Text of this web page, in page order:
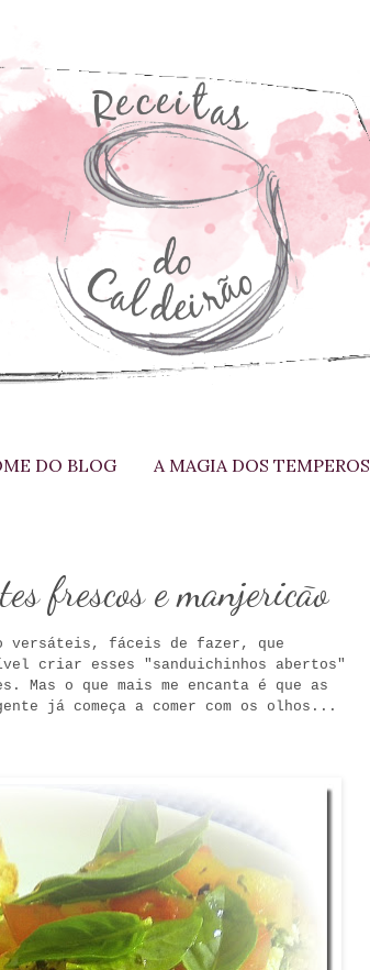
DO BLOG A MAGIA DOS TEMPEROS
frescos e manjericão
versáteis, fáceis de fazer, que
criar esses "sanduichinhos abertos"
Mas o que mais me encanta é que as
já começa a comer com os olhos...